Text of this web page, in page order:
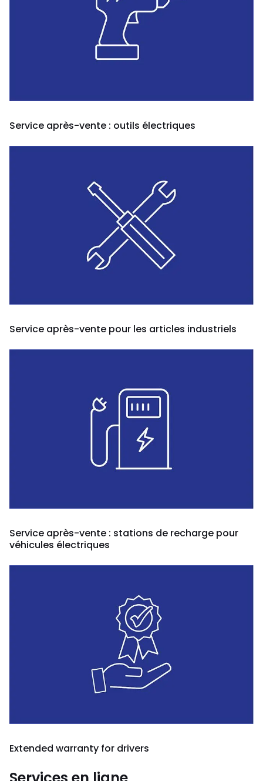
Service après-vente : outils électriques
Service après-vente pour les articles industriels
Service après-vente : stations de recharge pour
véhicules électriques
Extended warranty for drivers